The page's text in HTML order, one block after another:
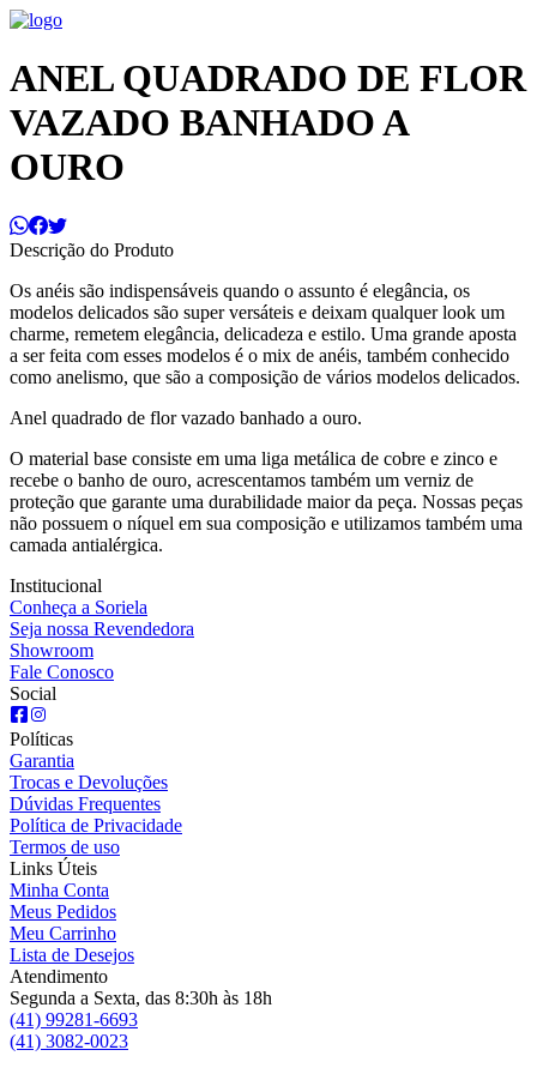
ANEL QUADRADO DE FLOR
VAZADO BANHADO A
OURO
Descrição do Produto
Os anéis são indispensáveis quando o assunto é elegância, os
modelos delicados são super versáteis e deixam qualquer look um
charme, remetem elegância, delicadeza e estilo. Uma grande aposta
a ser feita com esses modelos é o mix de anéis, também conhecido
como anelismo, que são a composição de vários modelos delicados.
Anel quadrado de flor vazado banhado a ouro.
O material base consiste em uma liga metálica de cobre e zinco e
recebe o banho de ouro, acrescentamos também um verniz de
proteção que garante uma durabilidade maior da peça. Nossas peças
não possuem o níquel em sua composição e utilizamos também uma
camada antialérgica.
Institucional
Conheça a Soriela
Seja nossa Revendedora
Showroom
Fale Conosco
Social
Políticas
Garantia
Trocas e Devoluções
Dúvidas Frequentes
Política de Privacidade
Termos de uso
Links Úteis
Minha Conta
Meus Pedidos
Meu Carrinho
Lista de Desejos
Atendimento
Segunda a Sexta, das 8:30h às 18h
(41) 99281-6693
(41) 3082-0023